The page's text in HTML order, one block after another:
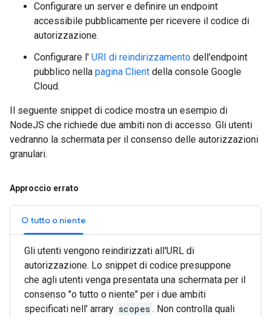
Configurare un server e definire un endpoint
accessibile pubblicamente per ricevere il codice di
autorizzazione.
Configurare l' URI di reindirizzamento dell'endpoint
pubblico nella pagina Client della console Google
Cloud.
Il seguente snippet di codice mostra un esempio di
NodeJS che richiede due ambiti non di accesso. Gli utenti
vedranno la schermata per il consenso delle autorizzazioni
granulari.
Approccio errato
O tutto o niente
Gli utenti vengono reindirizzati all'URL di
autorizzazione. Lo snippet di codice presuppone
che agli utenti venga presentata una schermata per il
consenso "o tutto o niente" per i due ambiti
specificati nell' arrary scopes . Non controlla quali